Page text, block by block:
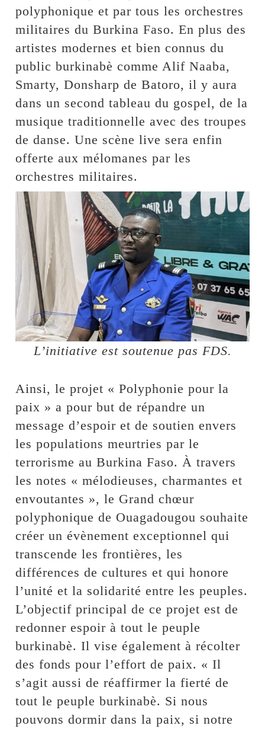
polyphonique et par tous les orchestres
militaires du Burkina Faso. En plus des
artistes modernes et bien connus du
public burkinabè comme Alif Naaba,
Smarty, Donsharp de Batoro, il y aura
dans un second tableau du gospel, de la
musique traditionnelle avec des troupes
de danse. Une scène live sera enfin
offerte aux mélomanes par les
orchestres militaires.
L’initiative est soutenue pas FDS.
Ainsi, le projet « Polyphonie pour la
paix » a pour but de répandre un
message d’espoir et de soutien envers
les populations meurtries par le
terrorisme au Burkina Faso. À travers
les notes « mélodieuses, charmantes et
envoutantes », le Grand chœur
polyphonique de Ouagadougou souhaite
créer un évènement exceptionnel qui
transcende les frontières, les
différences de cultures et qui honore
l’unité et la solidarité entre les peuples.
L’objectif principal de ce projet est de
redonner espoir à tout le peuple
burkinabè. Il vise également à récolter
des fonds pour l’effort de paix. « Il
s’agit aussi de réaffirmer la fierté de
tout le peuple burkinabè. Si nous
pouvons dormir dans la paix, si notre